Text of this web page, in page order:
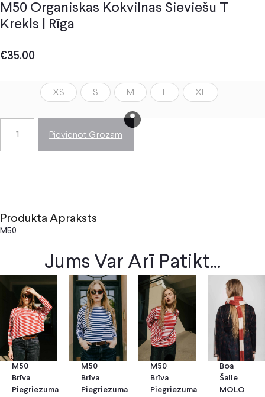
M50 Organiskas Kokvilnas Sieviešu T
Krekls | Rīga
€35.00
XS S M XL
Pievienot Grozam
Produkta Apraksts
M50
Jums Var Arī Patikt...
M50
Brīva
Piegriezuma
M50
Brīva
Piegriezuma
M50
Brīva
Piegriezuma
Boa
Šalle
MOLO